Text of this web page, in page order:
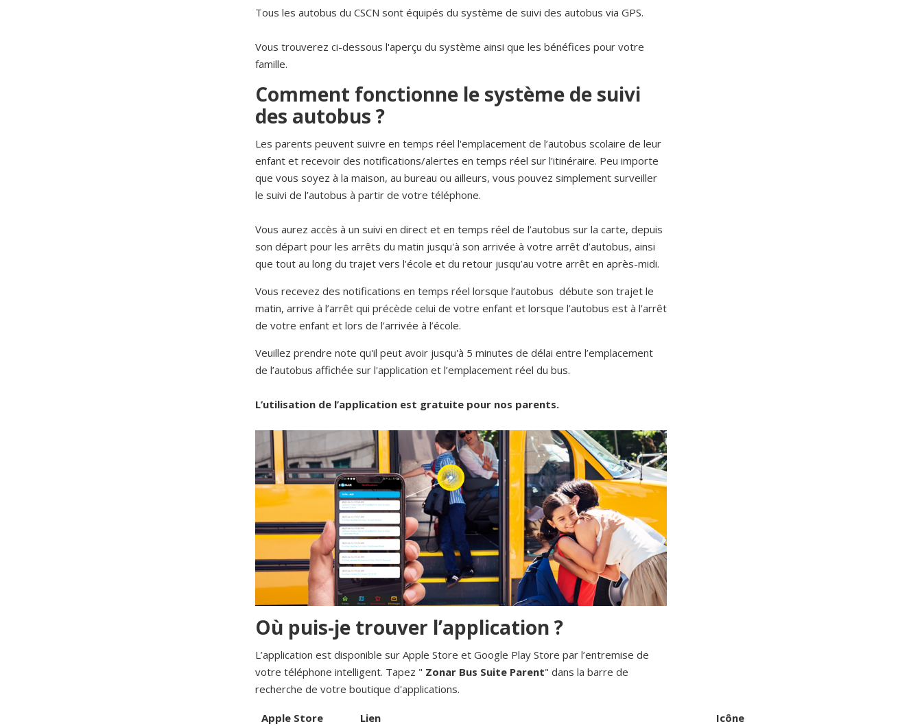
Tous les autobus du CSCN sont équipés du système de suivi des autobus via GPS.
Vous trouverez ci-dessous l'aperçu du système ainsi que les bénéfices pour votre
famille.
Comment fonctionne le système de suivi
des autobus ?
Les parents peuvent suivre en temps réel l'emplacement de l’autobus scolaire de leur
enfant et recevoir des notifications/alertes en temps réel sur l'itinéraire. Peu importe
que vous soyez à la maison, au bureau ou ailleurs, vous pouvez simplement surveiller
le suivi de l’autobus à partir de votre téléphone.
Vous aurez accès à un suivi en direct et en temps réel de l’autobus sur la carte, depuis
son départ pour les arrêts du matin jusqu'à son arrivée à votre arrêt d’autobus, ainsi
que tout au long du trajet vers l'école et du retour jusqu’au votre arrêt en après-midi.
Vous recevez des notifications en temps réel lorsque l’autobus débute son trajet le
matin, arrive à l’arrêt qui précède celui de votre enfant et lorsque l’autobus est à l’arrêt
de votre enfant et lors de l’arrivée à l’école.
Veuillez prendre note qu'il peut avoir jusqu'à 5 minutes de délai entre l’emplacement
de l’autobus affichée sur l'application et l’emplacement réel du bus.
L’utilisation de l’application est gratuite pour nos parents.
Où puis-je trouver l’application ?
L’application est disponible sur Apple Store et Google Play Store par l’entremise de
votre téléphone intelligent. Tapez " Zonar Bus Suite Parent" dans la barre de
recherche de votre boutique d'applications.
Apple Store Lien Icône